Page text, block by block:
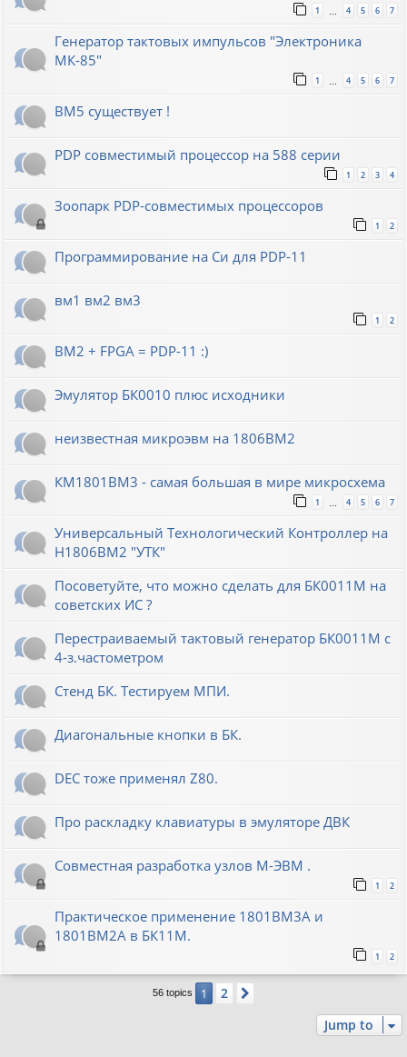
1 4 5 6 7
Генератор тактовых импульсов "Электроника
МК-85"
1 4 5 6 7
ВМ5 существует !
PDP совместимый процессор на 588 серии
1 2 3 4
Зоопарк PDP-совместимых процессоров
1 2
Программирование на Си для PDP-11
вм1 вм2 вм3
1 2
ВМ2 + FPGA = PDP-11 :)
Эмулятор БК0010 плюс исходники
неизвестная микроэвм на 1806ВМ2
КМ1801ВМ3 - самая большая в мире микросхема
1 … 4 5 6 7
Универсальный Технологический Контроллер на
Н1806ВМ2 "УТК"
Посоветуйте, что можно сделать для БК0011М на
советских ИС ?
Перестраиваемый тактовый генератор БК0011М с
4-з.частометром
Стенд БК. Тестируем МПИ.
Диагональные кнопки в БК.
DEC тоже применял Z80.
Про раскладку клавиатуры в эмуляторе ДВК
Совместная разработка узлов М-ЭВМ .
1 2
Практическое применение 1801ВМ3А и
1801ВМ2А в БК11М.
1 2
56 topics 1 2
Jump to